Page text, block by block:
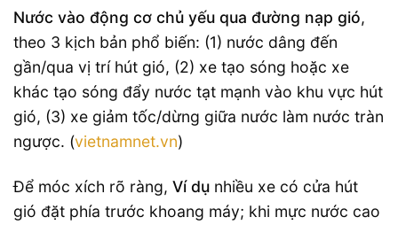
Nước vào động cơ chủ yếu qua đường nạp gió,
theo 3 kịch bản phổ biến: (1) nước dâng đến
gần/qua vị trí hút gió, (2) xe tạo sóng hoặc xe
khác tạo sóng đẩy nước tạt mạnh vào khu vực hút
gió, (3) xe giảm tốc/dừng giữa nước làm nước tràn
ngược. (vietnamnet.vn)
Để móc xích rõ ràng, Ví dụ nhiều xe có cửa hút
gió đặt phía trước khoang máy; khi mực nước cao